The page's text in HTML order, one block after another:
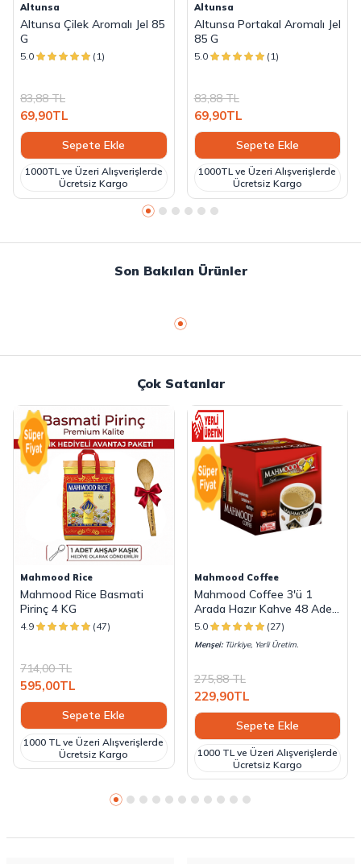
Altunsa
Altunsa Çilek Aromalı Jel 85
G
5.0 (1)
83,88TL
69,90TL
Sepete Ekle
1000TL ve Üzeri Alışverişlerde
Ücretsiz Kargo
Altunsa
Altunsa Portakal Aromalı Jel
85 G
5.0 (1)
83,88TL
69,90TL
Sepete Ekle
1000TL ve Üzeri Alışverişlerde
Ücretsiz Kargo
Son Bakılan Ürünler
Çok Satanlar
Mahmood Rice
Mahmood Rice Basmati
Pirinç 4 KG
4.9 (47)
714,00TL
595,00TL
Sepete Ekle
1000 TL ve Üzeri Alışverişlerde
Ücretsiz Kargo
Mahmood Coffee
Mahmood Coffee 3'ü 1
Arada Hazır Kahve 48 Adet
x 18 G
5.0 (27)
Menşei:Türkiye, Yerli Üretim.
275,88TL
229,90TL
Sepete Ekle
1000 TL ve Üzeri Alışverişlerde
Ücretsiz Kargo